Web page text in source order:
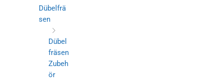
Dübelfrä
sen
Dübel
fräsen
Zubeh
ör